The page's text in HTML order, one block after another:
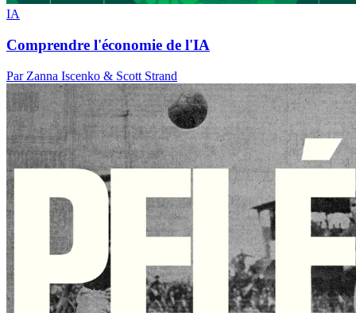
IA
Comprendre l'économie de l'IA
Par Zanna Iscenko & Scott Strand